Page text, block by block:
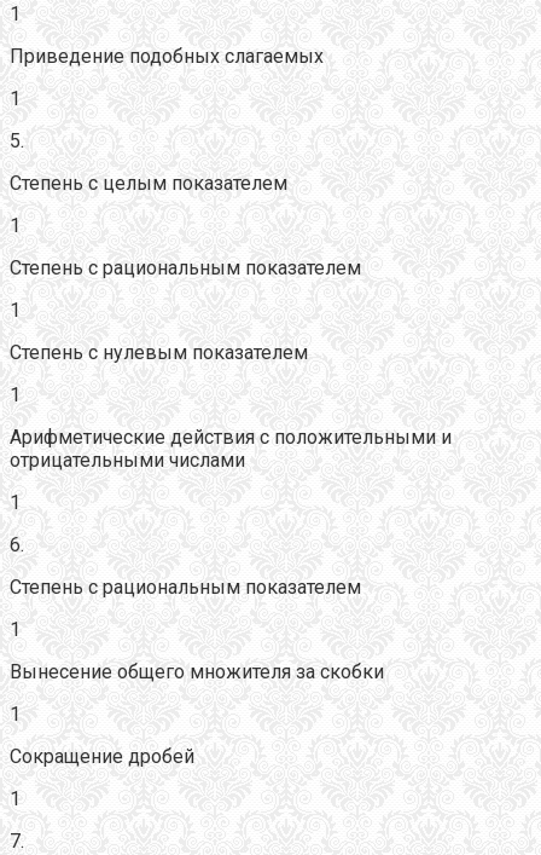
1
Приведение подобных слагаемых
1
5.
Степень с целым показателем
1
Степень с рациональным показателем
1
Степень с нулевым показателем
1
Арифметические действия с положительными и
отрицательными числами
1
6.
Степень с рациональным показателем
1
Вынесение общего множителя за скобки
1
Сокращение дробей
1
7.